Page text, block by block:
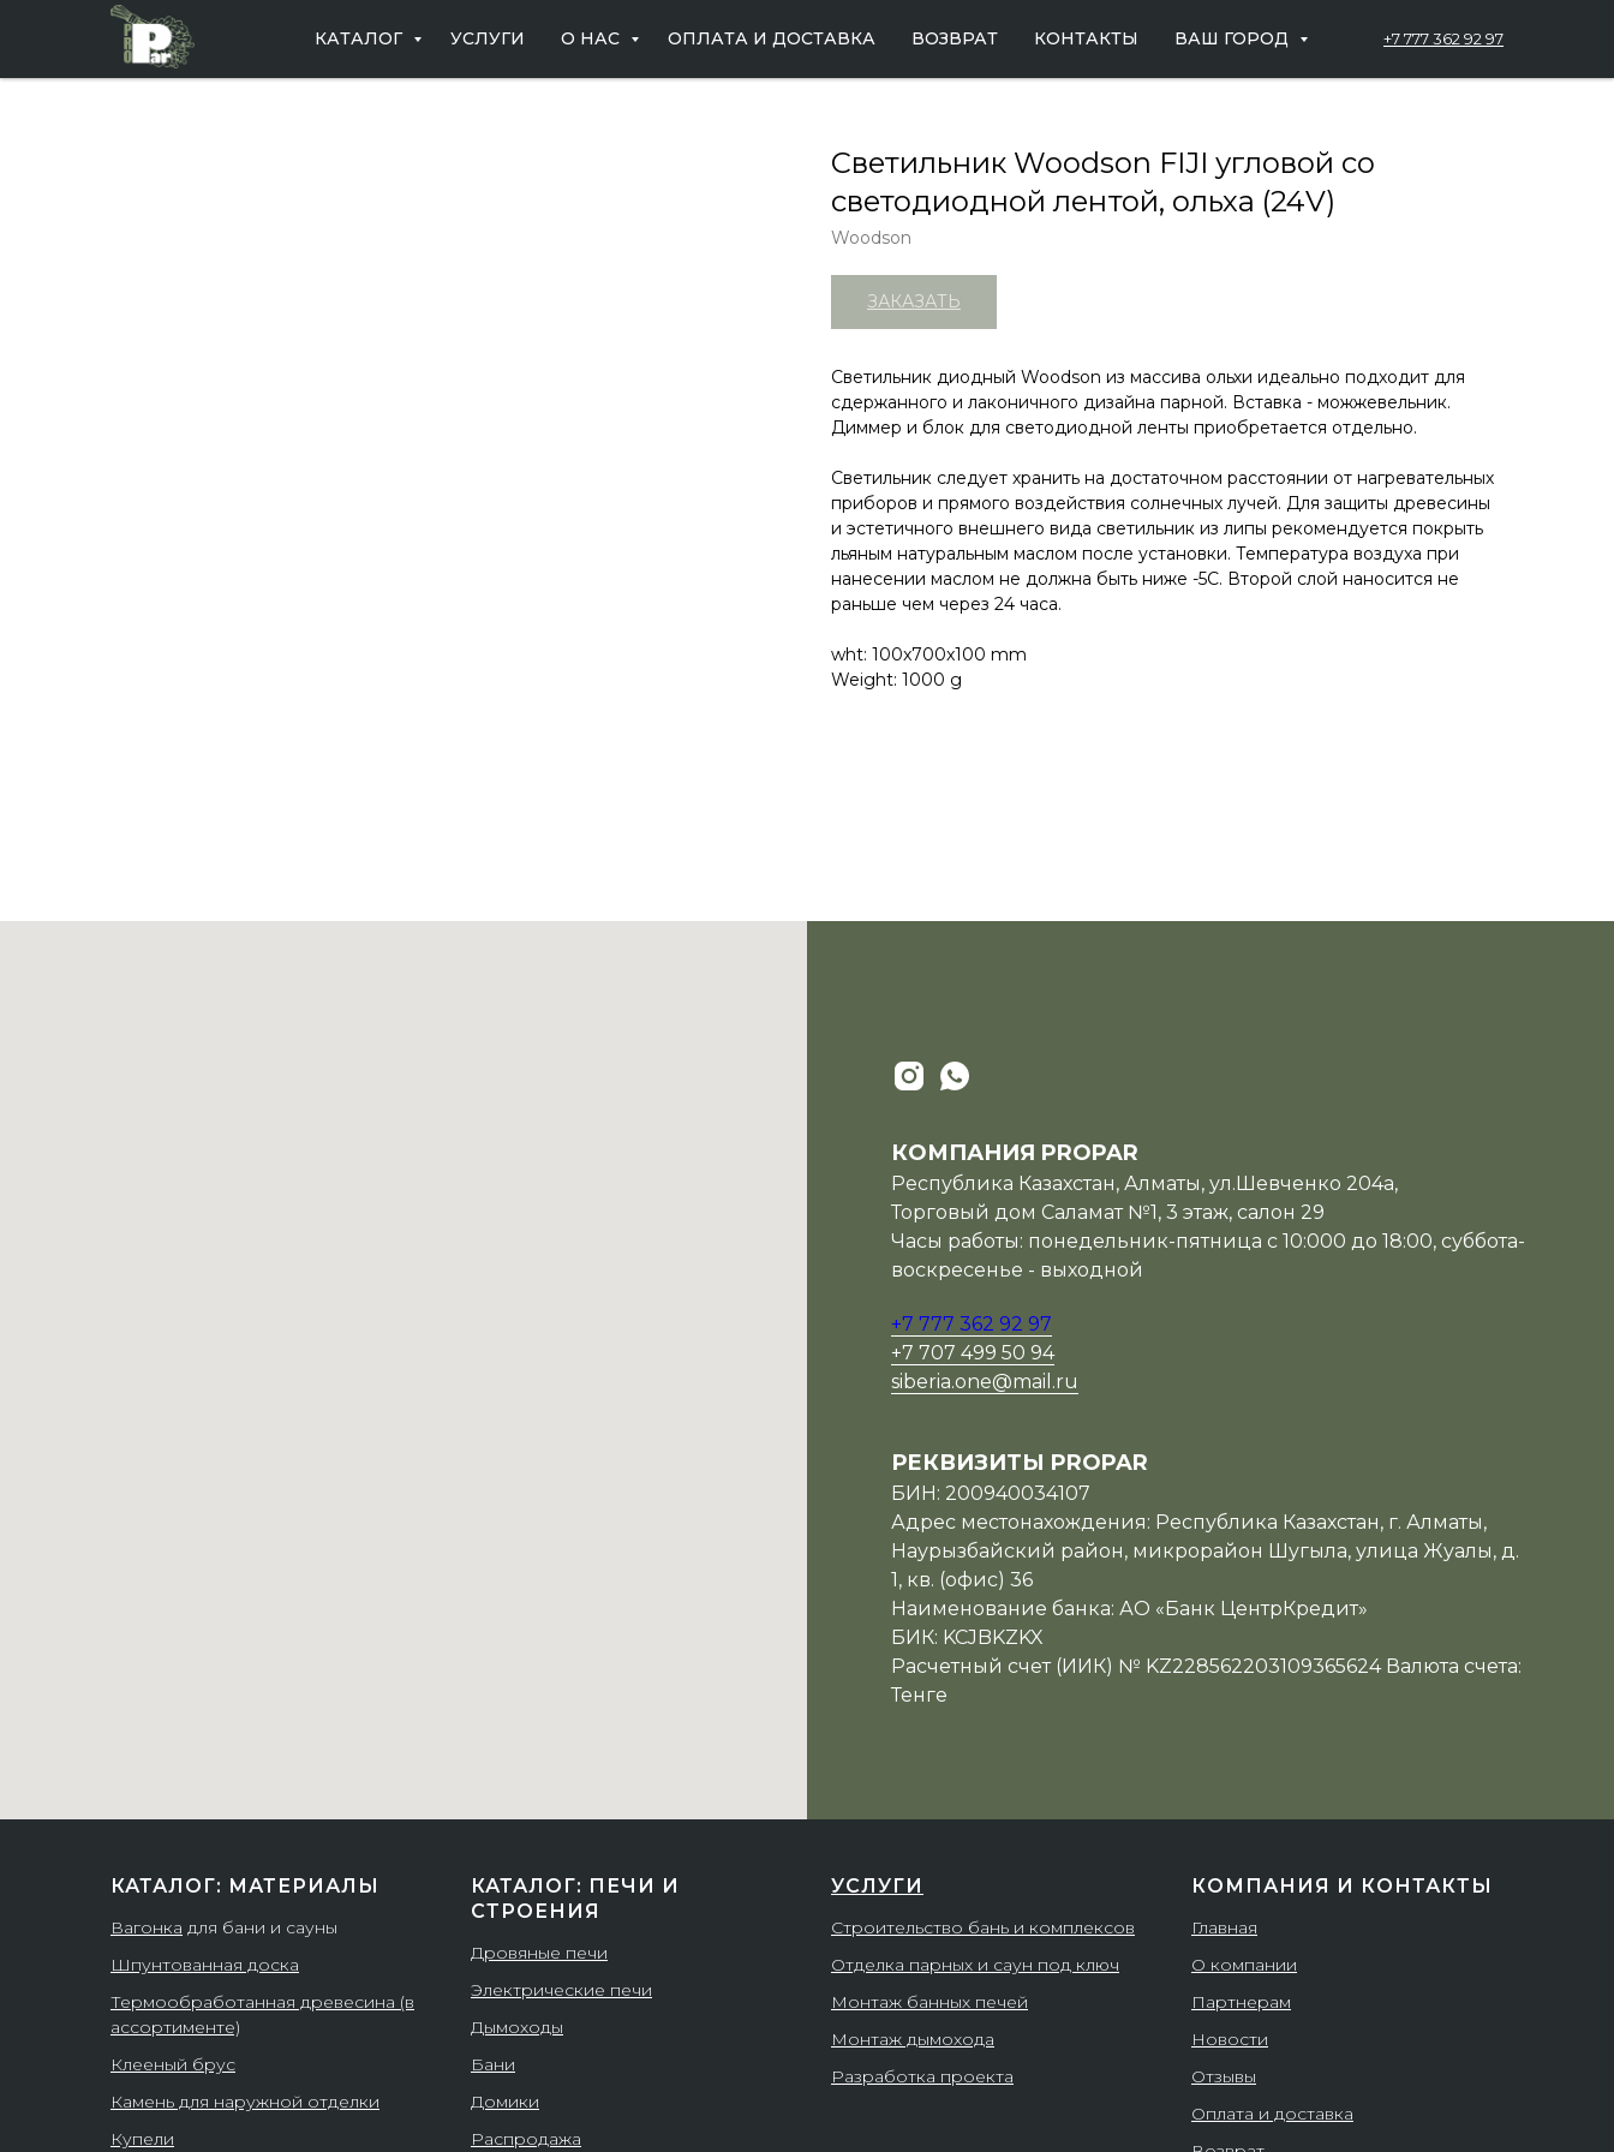
КАТАЛОГ УСЛУГИ О НАС ОПЛАТА И ДОСТАВКА ВОЗВРАТ КОНТАКТЫ ВАШ ГОРОД +7 777 362 92 97
Светильник Woodson FIJI угловой со
светодиодной лентой, ольха (24V)
Woodson
ЗАКАЗАТЬ
Светильник диодный Woodson из массива ольхи идеально подходит для
сдержанного и лаконичного дизайна парной. Вставка - можжевельник.
Диммер и блок для светодиодной ленты приобретается отдельно.
Светильник следует хранить на достаточном расстоянии от нагревательных
приборов и прямого воздействия солнечных лучей. Для защиты древесины
и эстетичного внешнего вида светильник из липы рекомендуется покрыть
льяным натуральным маслом после установки. Температура воздуха при
нанесении маслом не должна быть ниже -5С. Второй слой наносится не
раньше чем через 24 часа.
wht: 100x700x100 mm
Weight: 1000 g
КОМПАНИЯ PROPAR
Республика Казахстан, Алматы, ул.Шевченко 204а,
Торговый дом Саламат №1, 3 этаж, салон 29
Часы работы: понедельник-пятница с 10:000 до 18:00, суббота-
воскресенье - выходной
+7 777 362 92 97
+7 707 499 50 94
siberia.one@mail.ru
РЕКВИЗИТЫ PROPAR
БИН: 200940034107
Адрес местонахождения: Республика Казахстан, г. Алматы,
Наурызбайский район, микрорайон Шугыла, улица Жуалы, д.
1, кв. (офис) 36
Наименование банка: АО «Банк ЦентрКредит»
БИК: KCJBKZKX
Расчетный счет (ИИК) № KZ228562203109365624 Валюта счета:
Тенге
КАТАЛОГ: МАТЕРИАЛЫ
Вагонка для бани и сауны
Шпунтованная доска
Термообработанная древесина (в
ассортименте)
Клееный брус
Камень для наружной отделки
Купели
КАТАЛОГ: ПЕЧИ И
СТРОЕНИЯ
Дровяные печи
Электрические печи
Дымоходы
Бани
Домики
Распродажа
УСЛУГИ
Строительство бань и комплексов
Отделка парных и саун под ключ
Монтаж банных печей
Монтаж дымохода
Разработка проекта
КОМПАНИЯ И КОНТАКТЫ
Главная
О компании
Партнерам
Новости
Отзывы
Оплата и доставка